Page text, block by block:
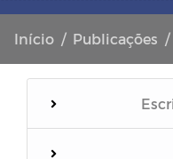
Início Publicações